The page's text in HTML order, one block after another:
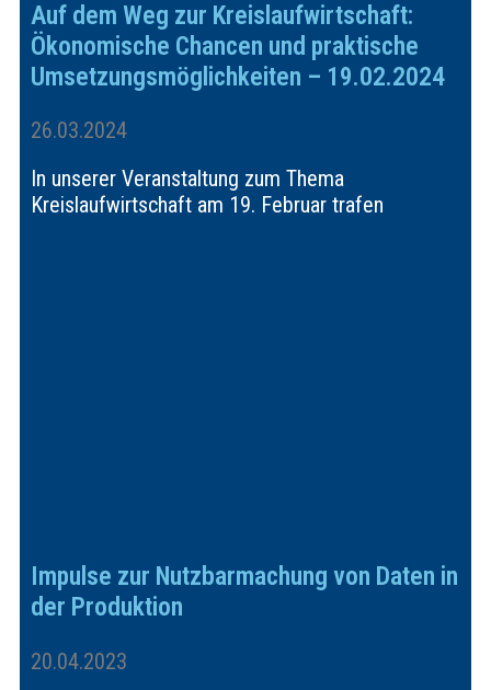
Auf dem Weg zur Kreislaufwirtschaft:
Ökonomische Chancen und praktische
Umsetzungsmöglichkeiten – 19.02.2024
26.03.2024
In unserer Veranstaltung zum Thema
Kreislaufwirtschaft am 19. Februar trafen
Impulse zur Nutzbarmachung von Daten in
der Produktion
20.04.2023